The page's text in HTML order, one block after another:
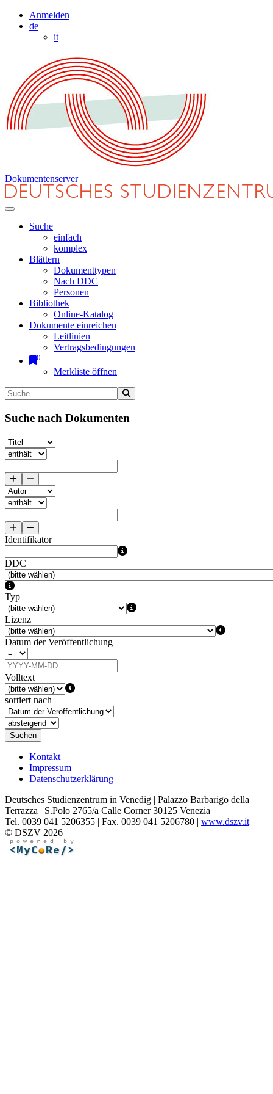
Anmelden
de
it
Dokumentenserver
Suche
einfach
komplex
Blättern
Dokumenttypen
Nach DDC
Personen
Bibliothek
Online-Katalog
Dokumente einreichen
Leitlinien
Vertragsbedingungen
0
Merkliste öffnen
Suche nach Dokumenten
Identifikator
DDC
Typ
Lizenz
Datum der Veröffentlichung
Volltext
sortiert nach
Suchen
Kontakt
Impressum
Datenschutzerklärung
Deutsches Studienzentrum in Venedig | Palazzo Barbarigo della
Terrazza | S.Polo 2765/a Calle Corner 30125 Venezia
Tel. 0039 041 5206355 | Fax. 0039 041 5206780 | www.dszv.it
© DSZV 2026